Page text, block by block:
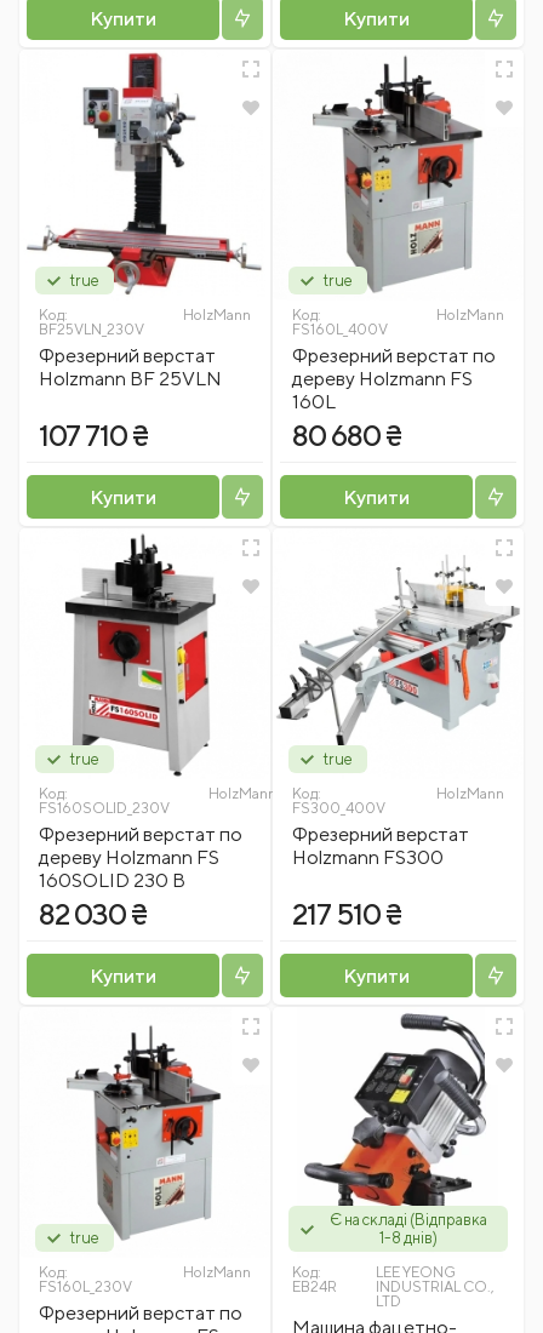
Купити Купити
true
Код:
BF25VLN_230V
HolzMann
Фрезерний верстат
Holzmann BF 25VLN
107 710 ₴
Купити
true
Код:
FS160L_400V
HolzMann
Фрезерний верстат по
дереву Holzmann FS
160L
80 680 ₴
Купити
true
Код:
FS160SOLID_230V
HolzMann
Фрезерний верстат по
дереву Holzmann FS
160SOLID 230 В
82 030 ₴
Купити
true
Код:
FS300_400V
HolzMann
Фрезерний верстат
Holzmann FS300
217 510 ₴
Купити
true
Код:
FS160L_230V
HolzMann
Фрезерний верстат по
Є на складі (Відправка
1-8 днів)
Код:
EB24R
LEE YEONG
INDUSTRIAL CO.,
LTD
Машина фацетно-